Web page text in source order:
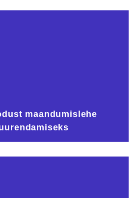
maandumislehe